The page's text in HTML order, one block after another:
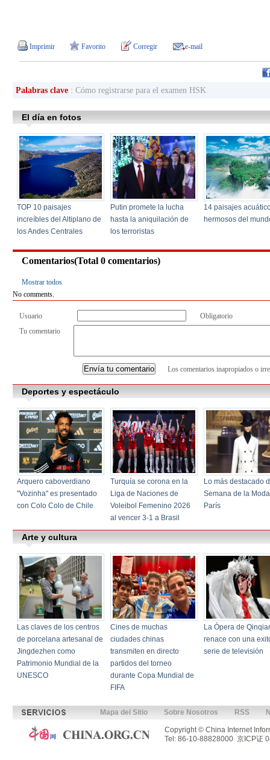
Imprimir Favorito Corregir e-mail
Palabras clave: Cómo registrarse para el examen HSK
Comentarios(Total 0comentarios)
Mostrar todos
No comments.
Usuario
Obligatorio
Tu comentario
Los comentarios inapropiados o